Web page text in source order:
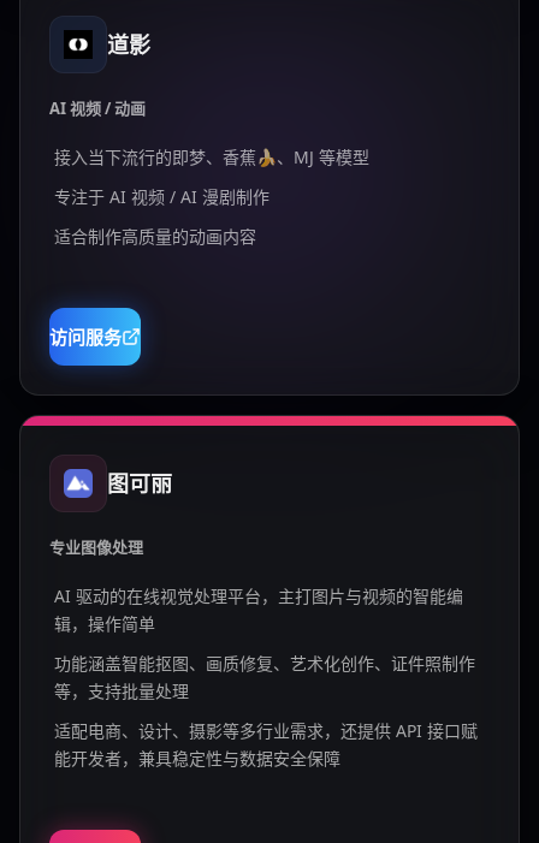
道影
AI 视频 / 动画
接入当下流行的即梦、香蕉🍌、MJ 等模型
专注于 AI 视频 / AI 漫剧制作
适合制作高质量的动画内容
访问服务
图可丽
专业图像处理
AI 驱动的在线视觉处理平台，主打图片与视频的智能编
辑，操作简单
功能涵盖智能抠图、画质修复、艺术化创作、证件照制作
等，支持批量处理
适配电商、设计、摄影等多行业需求，还提供 API 接口赋
能开发者，兼具稳定性与数据安全保障